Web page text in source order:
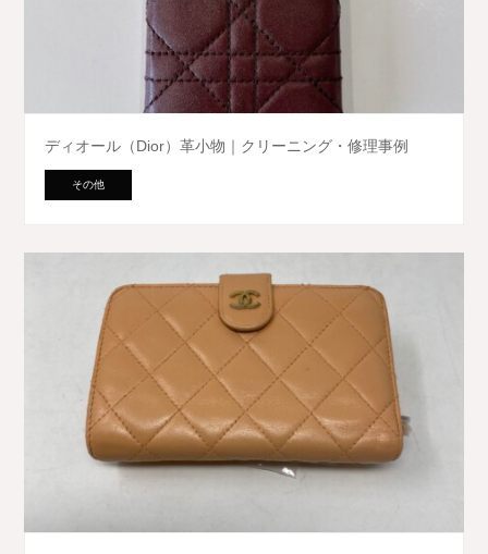
ディオール（Dior）革小物｜クリーニング・修理事例
その他